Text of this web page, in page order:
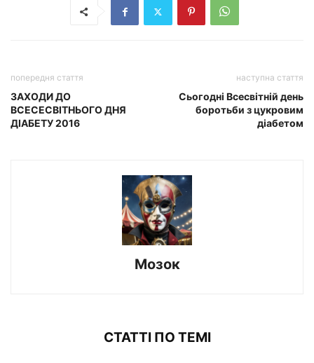
попередня стаття
ЗАХОДИ ДО
ВСЕСЕСВІТНЬОГО ДНЯ
ДІАБЕТУ 2016
наступна стаття
Сьогодні Всесвітній день
боротьби з цукровим
діабетом
Мозок
СТАТТІ ПО ТЕМІ